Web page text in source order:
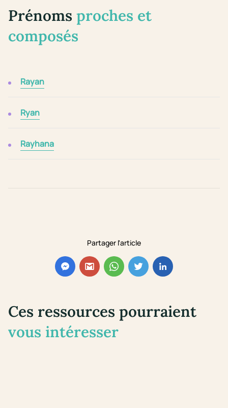
Partager l'article
Prénoms proches et
composés
Rayan
Ryan
Rayhana
Ces ressources pourraient
vous intéresser